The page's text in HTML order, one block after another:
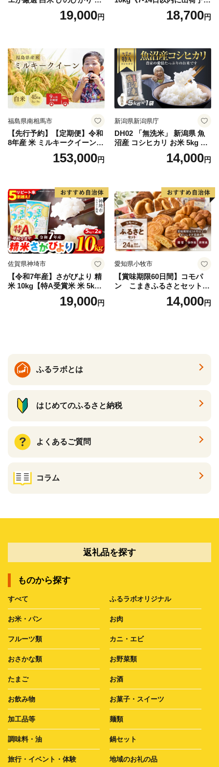
米 10kg 5kg×2 ひのひかり ブ
19,000円
(土日祝除く)》コメ 米 無洗米
令和7年産 高レビュー｜人気
18,700円
福島県南相馬市
【先行予約】【定期便】令和
8年産 米 ミルキークイーン
白米 45kg (5kg×9回) | ミルキ
ークイーン 米5kg 福島 福島
福島県 南相馬市 cu006-ae
153,000円
新潟県新潟県庁
DH02 「無洗米」 新潟県 魚
沼産 コシヒカリ お米 5kg こ
しひかり 精米 米（お米の美
味しい炊き方ガイド付き）
14,000円
佐賀県神埼市
【令和7年産】さがびより 精
米 10kg【特A受賞米 米 5kg×
2袋 お米 コメ こめ 国産 美味
しい ブランド米 人気 ランキ
19,000円
愛知県小牧市
【賞味期限60日間】コモパ
ン こまきふるさとセット
（24個入り）／災害用備蓄
保存食 非常食 防災グッズに
14,000円
ふるラボとは
はじめてのふるさと納税
よくあるご質問
コラム
返礼品を探す
ものから探す
すべて ふるラボオリジナル
お米・パン お肉
フルーツ類 カニ・エビ
おさかな類 お野菜類
たまご お酒
お飲み物 お菓子・スイーツ
加工品等 麺類
調味料・油 鍋セット
旅行・イベント・体験 地域のお礼の品